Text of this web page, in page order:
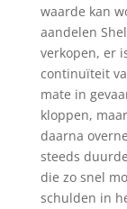
waarde kan
aandelen
verkopen, er
continuïteit
mate in
kloppen,
daarna
steeds
die zo snel
schulden in